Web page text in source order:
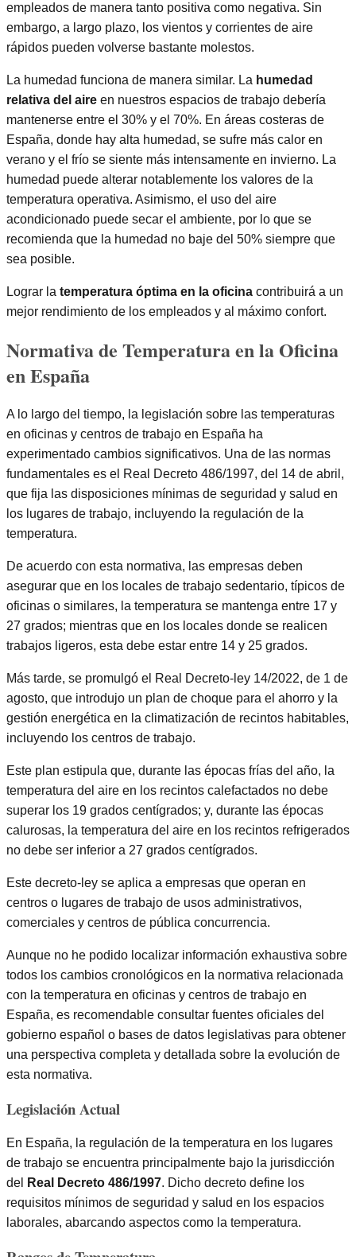
empleados de manera tanto positiva como negativa. Sin
embargo, a largo plazo, los vientos y corrientes de aire
rápidos pueden volverse bastante molestos.
La humedad funciona de manera similar. La humedad
relativa del aire en nuestros espacios de trabajo debería
mantenerse entre el 30% y el 70%. En áreas costeras de
España, donde hay alta humedad, se sufre más calor en
verano y el frío se siente más intensamente en invierno. La
humedad puede alterar notablemente los valores de la
temperatura operativa. Asimismo, el uso del aire
acondicionado puede secar el ambiente, por lo que se
recomienda que la humedad no baje del 50% siempre que
sea posible.
Lograr la temperatura óptima en la oficina contribuirá a un
mejor rendimiento de los empleados y al máximo confort.
Normativa de Temperatura en la Oficina
en España
A lo largo del tiempo, la legislación sobre las temperaturas
en oficinas y centros de trabajo en España ha
experimentado cambios significativos. Una de las normas
fundamentales es el Real Decreto 486/1997, del 14 de abril,
que fija las disposiciones mínimas de seguridad y salud en
los lugares de trabajo, incluyendo la regulación de la
temperatura.
De acuerdo con esta normativa, las empresas deben
asegurar que en los locales de trabajo sedentario, típicos de
oficinas o similares, la temperatura se mantenga entre 17 y
27 grados; mientras que en los locales donde se realicen
trabajos ligeros, esta debe estar entre 14 y 25 grados.
Más tarde, se promulgó el Real Decreto-ley 14/2022, de 1 de
agosto, que introdujo un plan de choque para el ahorro y la
gestión energética en la climatización de recintos habitables,
incluyendo los centros de trabajo.
Este plan estipula que, durante las épocas frías del año, la
temperatura del aire en los recintos calefactados no debe
superar los 19 grados centígrados; y, durante las épocas
calurosas, la temperatura del aire en los recintos refrigerados
no debe ser inferior a 27 grados centígrados.
Este decreto-ley se aplica a empresas que operan en
centros o lugares de trabajo de usos administrativos,
comerciales y centros de pública concurrencia.
Aunque no he podido localizar información exhaustiva sobre
todos los cambios cronológicos en la normativa relacionada
con la temperatura en oficinas y centros de trabajo en
España, es recomendable consultar fuentes oficiales del
gobierno español o bases de datos legislativas para obtener
una perspectiva completa y detallada sobre la evolución de
esta normativa.
Legislación Actual
En España, la regulación de la temperatura en los lugares
de trabajo se encuentra principalmente bajo la jurisdicción
del
Real Decreto 486/1997. Dicho decreto define los
requisitos mínimos de seguridad y salud en los espacios
laborales, abarcando aspectos como la temperatura.